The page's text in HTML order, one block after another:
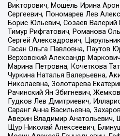
Викторович, Мошель Ирина
Сергеевич, Пономарев Лев
Борис Юльевич, Созаев Валерий
Тимур Рифгатович, Романова
Сергей Алексадрович,
Гасан Ольга Павловна, Паутов
Верховский Александр
Марина Петровна, Кочеткова
Чуркина Наталья Валерьевна,
Николаевна, Золотарева
Рачинский Ян Збигневич,
Гудков Лев Дмитриевич,
Саранг Анна Васильевна,
Аверин Владимир Анатольевич,
Щур Николай Алексеевич,